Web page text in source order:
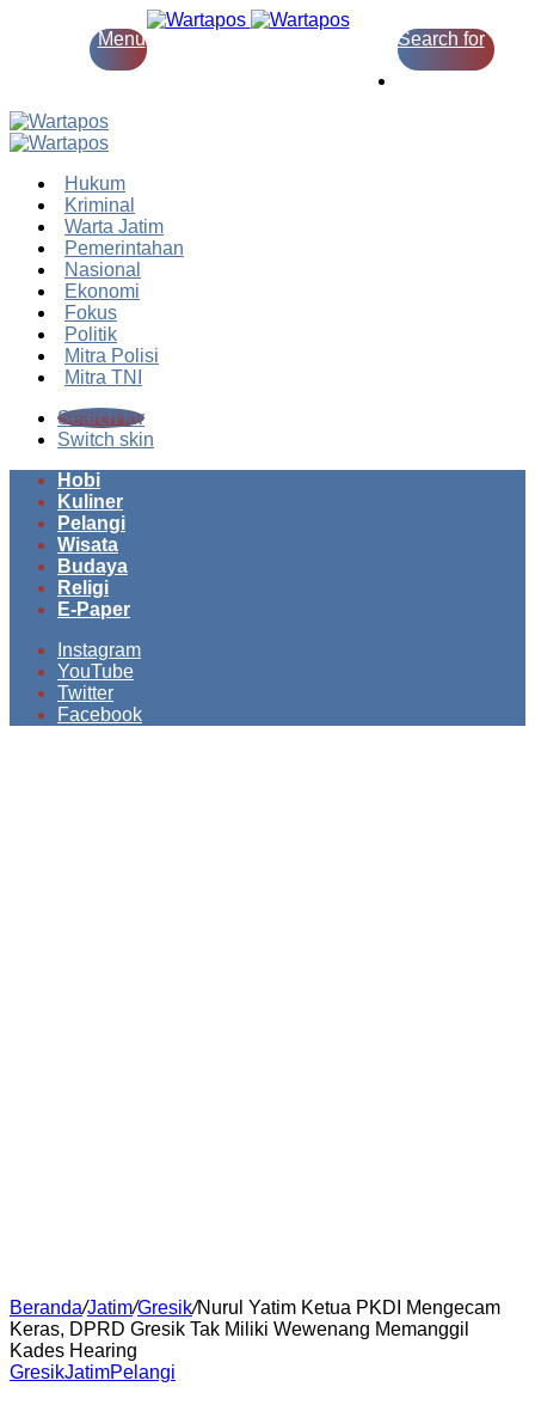
Menu Search for
Hukum
Kriminal
Warta Jatim
Pemerintahan
Nasional
Ekonomi
Fokus
Politik
Mitra Polisi
Mitra TNI
Search for
Switch skin
Hobi
Kuliner
Pelangi
Wisata
Budaya
Religi
E-Paper
Instagram
YouTube
Twitter
Facebook
Beranda/Jatim/Gresik/Nurul Yatim Ketua PKDI Mengecam
Keras, DPRD Gresik Tak Miliki Wewenang Memanggil
Kades Hearing
GresikJatimPelangi